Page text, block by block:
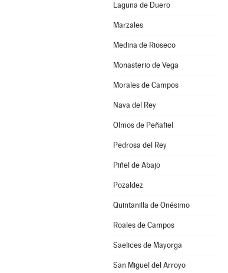
Laguna de Duero
Marzales
Medina de Rioseco
Monasterio de Vega
Morales de Campos
Nava del Rey
Olmos de Peñafiel
Pedrosa del Rey
Piñel de Abajo
Pozaldez
Quintanilla de Onésimo
Roales de Campos
Saelices de Mayorga
San Miguel del Arroyo